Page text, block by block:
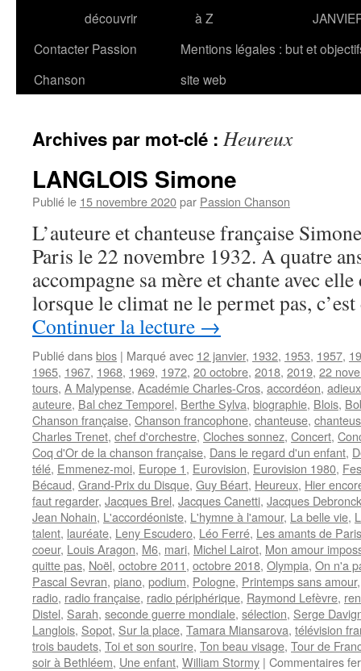
découvrir
à Z
Contacter Passion
Chanson
Mentions légales : but et
site web
Archives par mot-clé : Heureux
LANGLOIS Simone
Publié le 15 novembre 2020par Passion Chanson
L’auteure et chanteuse française
Paris le 22 novembre 1932. A quatre
accompagne sa mère et chante avec
lorsque le climat ne le permet pas,
Continuer la lecture →
Publié dansbios | Marqué avec 12 janvier, 1932, 1953, 1957,
1965, 1967, 1968, 1969, 1972, 20 octobre, 2018, 2019, 22
tours, A Malypense, Académie Charles-Cros, accordéon, adieux
auteure, Bal chez Temporel, Berthe Sylva, biographie, Blois,
Chanson française, Chanson francophone, chanteuse,
Charles Trenet, chef d'orchestre, Cloches sonnez, Concert,
Coq d'Or de la chanson française, Dans le regard d'un enfant,
télé, Emmenez-moi, Europe 1, Eurovision, Eurovision 1980,
Bécaud, Grand-Prix du Disque, Guy Béart, Heureux, Hier
faut regarder, Jacques Brel, Jacques Canetti, Jacques
Jean Nohain, L'accordéoniste, L'hymne à l'amour, La belle vie,
talent, lauréate, Leny Escudero, Léo Ferré, Les amants de Paris
coeur, Louis Aragon, M6, mari, Michel Lairot, Mon amour
quitte pas, Noël, octobre 2011, octobre 2018, Olympia, On n'a
Pascal Sevran, piano, podium, Pologne, Printemps sans amour
radio, radio française, radio périphérique, Raymond Lefèvre,
Distel, Sarah, seconde guerre mondiale, sélection, Serge
Langlois, Sopot, Sur la place, Tamara Miansarova, télévision
trois baudets, Toi et son sourire, Ton beau visage, Tour de
soir à Bethléem, Une enfant, William Stormy | Commentaires